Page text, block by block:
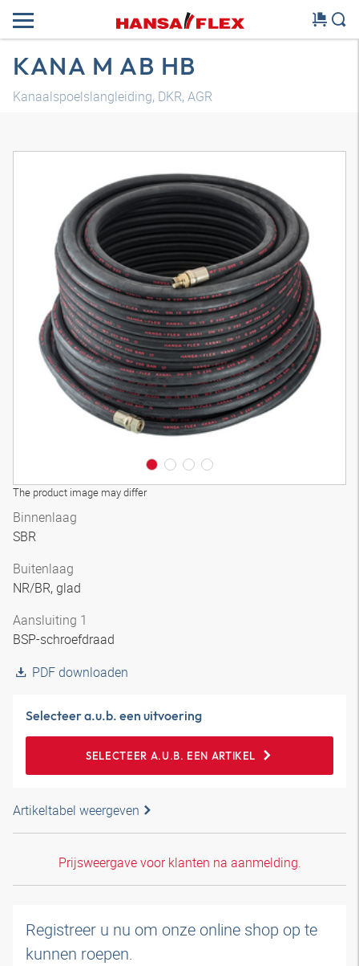
KANA M AB HB
Kanaalspoelslangleiding, DKR, AGR
The product image may differ
Binnenlaag
SBR
Buitenlaag
NR/BR, glad
Aansluiting 1
BSP-schroefdraad
PDF downloaden
Selecteer a.u.b. een uitvoering
SELECTEER A.U.B. EEN ARTIKEL
Artikeltabel weergeven
Prijsweergave voor klanten na aanmelding.
Registreer u nu om onze online shop op te
kunnen roepen.